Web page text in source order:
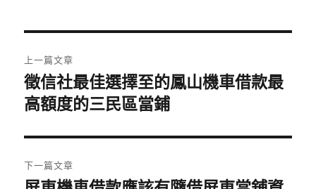
章
導
覽
上一篇文章
上
一
文
章:
徵信社最佳選擇至的鳳山機車借款最
高額度的三民區當鋪
下一篇文章